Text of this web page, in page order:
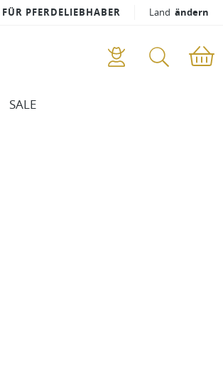
FÜR PFERDELIEBHABER Land ändern
SALE